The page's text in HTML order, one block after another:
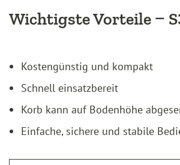
Wichtigste Vorteile –
Kostengünstig und kompakt
Schnell einsatzbereit
Korb kann auf Bodenhöhe
Einfache, sichere und stabile